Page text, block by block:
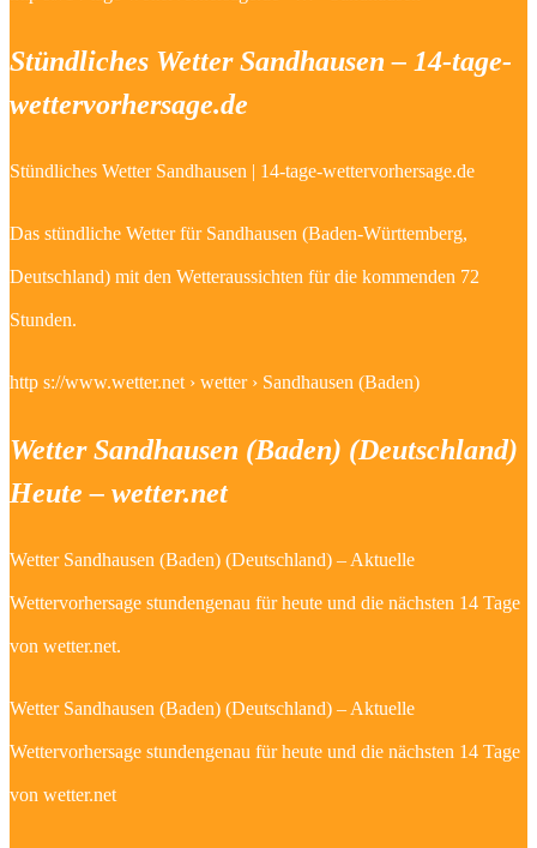
Stündliches Wetter Sandhausen – 14-tage-
wettervorhersage.de
Stündliches Wetter Sandhausen | 14-tage-wettervorhersage.de
Das stündliche Wetter für Sandhausen (Baden-Württemberg,
Deutschland) mit den Wetteraussichten für die kommenden 72
Stunden.
http s://www.wetter.net › wetter › Sandhausen (Baden)
Wetter Sandhausen (Baden) (Deutschland)
Heute – wetter.net
Wetter Sandhausen (Baden) (Deutschland) – Aktuelle
Wettervorhersage stundengenau für heute und die nächsten 14 Tage
von wetter.net.
Wetter Sandhausen (Baden) (Deutschland) – Aktuelle
Wettervorhersage stundengenau für heute und die nächsten 14 Tage
von wetter.net